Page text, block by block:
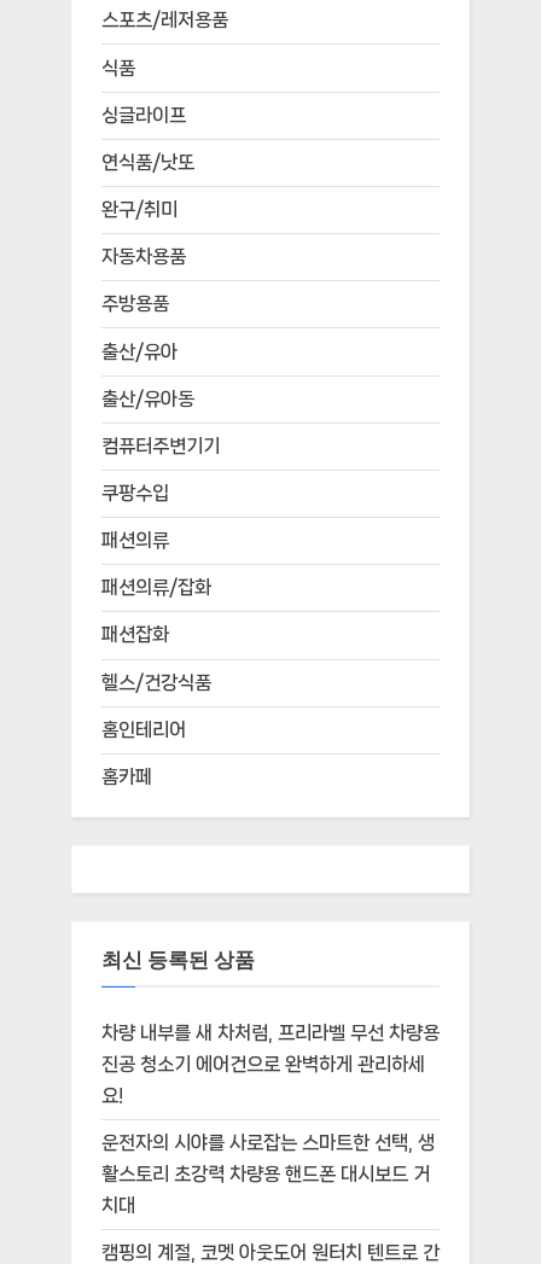
스포츠/레저용품
식품
싱글라이프
연식품/낫또
완구/취미
자동차용품
주방용품
출산/유아
출산/유아동
컴퓨터주변기기
쿠팡수입
패션의류
패션의류/잡화
패션잡화
헬스/건강식품
홈인테리어
홈카페
최신 등록된 상품
차량 내부를 새 차처럼, 프리라벨 무선 차량용
진공 청소기 에어건으로 완벽하게 관리하세
요!
운전자의 시야를 사로잡는 스마트한 선택, 생
활스토리 초강력 차량용 핸드폰 대시보드 거
치대
캠핑의 계절, 코멧 아웃도어 원터치 텐트로 간